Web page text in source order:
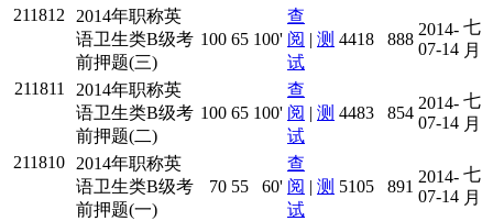
211812
2014年职称英
语卫生类B级考
前押题(三)
100 65 100'
查
阅 | 测
试
4418 888
2014-
07-14
七
月
211811
2014年职称英
语卫生类B级考
前押题(二)
100 65 100'
查
阅 | 测
试
4483 854
2014-
07-14
七
月
211810
2014年职称英
语卫生类B级考
前押题(一)
70 55 60'
查
阅 | 测
试
5105 891
2014-
07-14
七
月